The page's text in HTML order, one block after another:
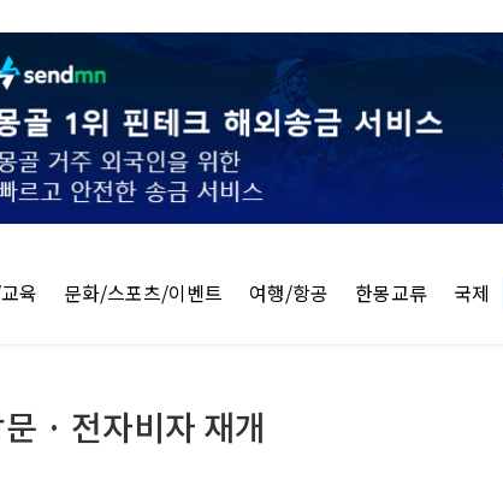
육 문화/스포츠/이벤트 여행/항공 한몽교류 국제
· 전자비자 재개